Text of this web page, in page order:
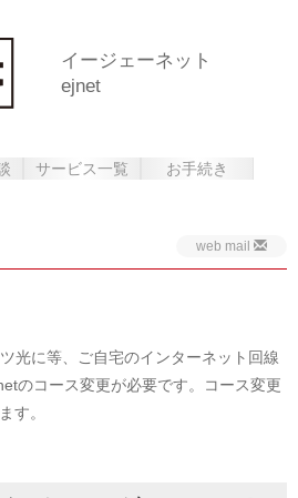
イージェーネット
ejnet
サービス一覧
お手続き
web mail
光に等、ご自宅のインターネット回線
のコース変更が必要です。コース変更
す。